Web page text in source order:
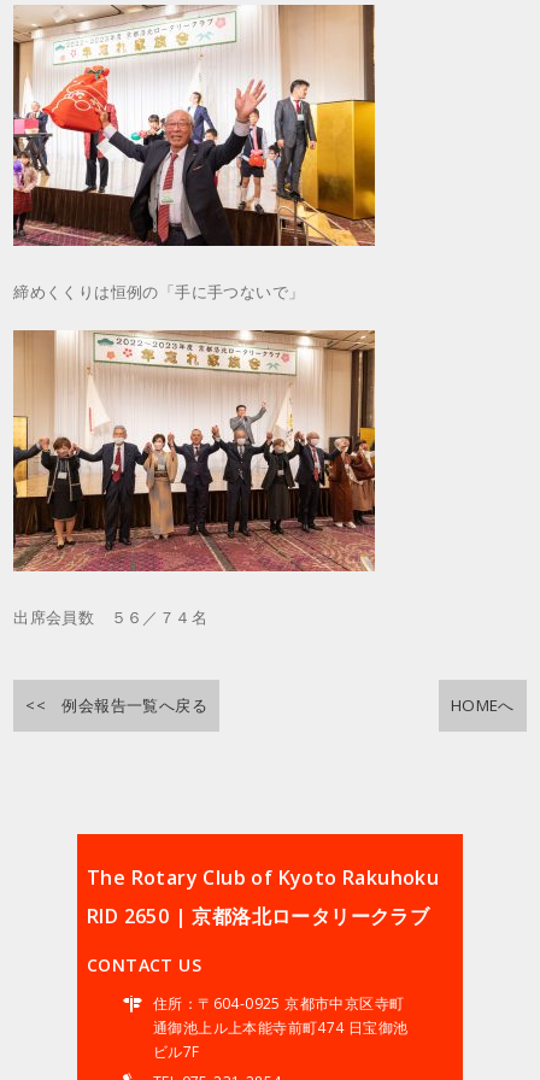
締めくくりは恒例の「手に手つないで」
出席会員数 ５６／７４名
<< 例会報告一覧へ戻る HOMEへ
The Rotary Club of Kyoto Rakuhoku
RID 2650 | 京都洛北ロータリークラブ
CONTACT US
住所：〒604-0925 京都市中京区寺町
通御池上ル上本能寺前町474 日宝御池
ビル7F